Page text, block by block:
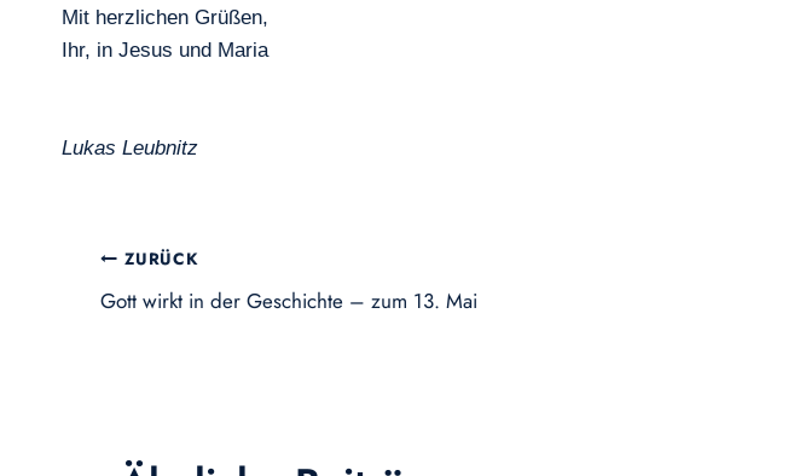
Mit herzlichen Grüßen,
Ihr, in Jesus und Maria
Lukas Leubnitz
Beitragsnavigation
ZURÜCK
Gott wirkt in der Geschichte – zum 13. Mai